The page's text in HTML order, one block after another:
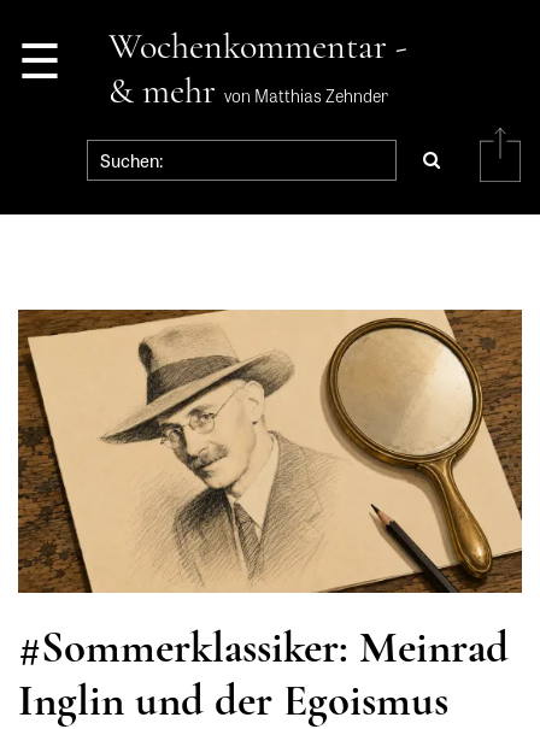
☰
Wochenkommentar -
& mehr von Matthias Zehnder
#Sommerklassiker: Meinrad
Inglin und der Egoismus